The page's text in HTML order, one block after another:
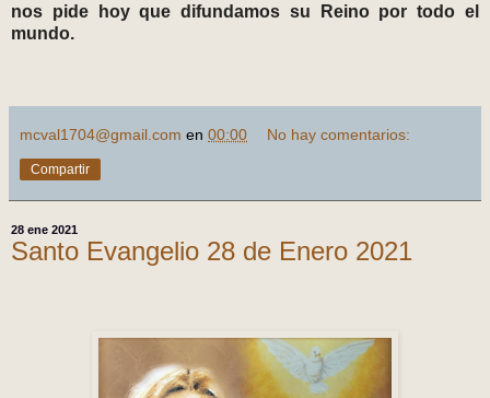
nos pide hoy que difundamos su Reino por todo el
mundo.
mcval1704@gmail.com en 00:00 No hay comentarios:
Compartir
28 ene 2021
Santo Evangelio 28 de Enero 2021